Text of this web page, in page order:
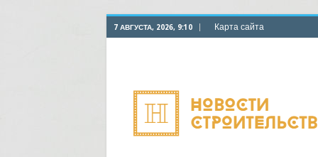
7 АВГУСТА, 2026, 9:10 Карта сайта